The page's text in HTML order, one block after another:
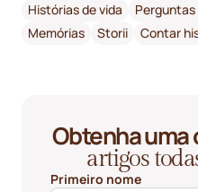
Histórias de vida
Perguntas
Memórias
Storii Contar
Obtenha
artigos
Primeiro nome